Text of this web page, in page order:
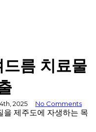
름 치료물
2025 No Comments
을 제주도에 자생하는 목